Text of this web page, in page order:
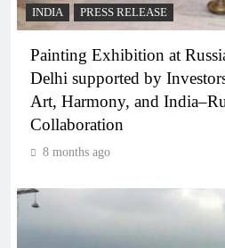
INDIA PRESS RELEASE
Painting Exhibition at
Delhi supported by
Art, Harmony, and
Collaboration
8 months ago